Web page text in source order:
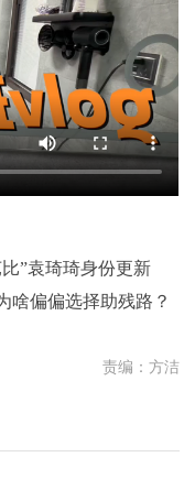
”袁琦琦身份更新
啥偏偏选择助残路？
责编：方洁